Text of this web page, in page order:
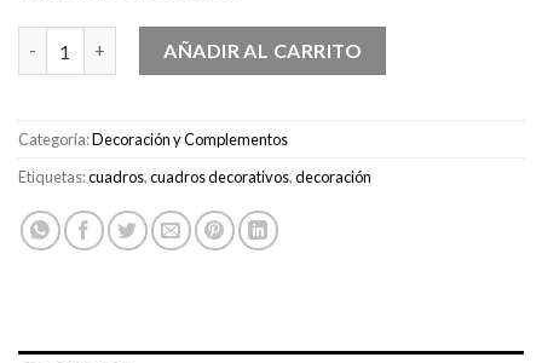
Cuadros Decorativos, animalitos Set x 3 cantidad
AÑADIR AL CARRITO
Categoría:Decoración y Complementos
Etiquetas:cuadros,cuadros decorativos,decoración